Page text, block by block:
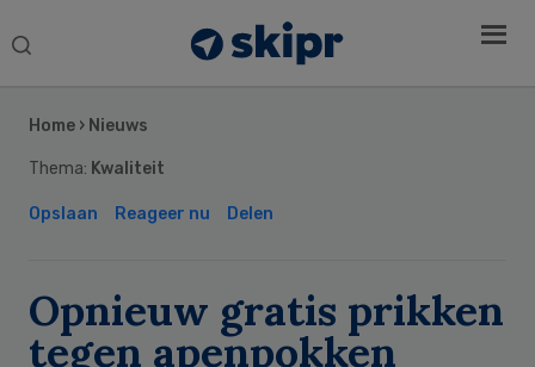
Search
Home › Nieuws
Thema: Kwaliteit
Opslaan Reageer nu Delen
Opnieuw gratis prikken
tegen apenpokken
Sidebar